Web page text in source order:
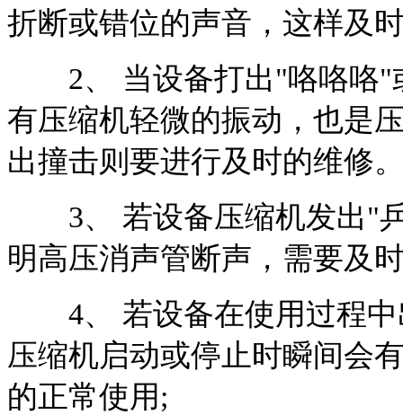
折断或错位的声音，这样及
2、 当设备打出"咯咯咯"
有压缩机轻微的振动，也是
出撞击则要进行及时的维修
3、 若设备压缩机发出"乒
明高压消声管断声，需要及
4、 若设备在使用过程中
压缩机启动或停止时瞬间会
的正常使用;